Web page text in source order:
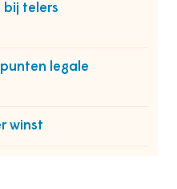
bij telers
legale
winst